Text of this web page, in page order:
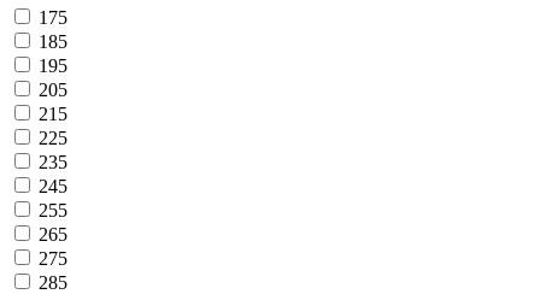
175
185
195
205
215
225
235
245
255
265
275
285